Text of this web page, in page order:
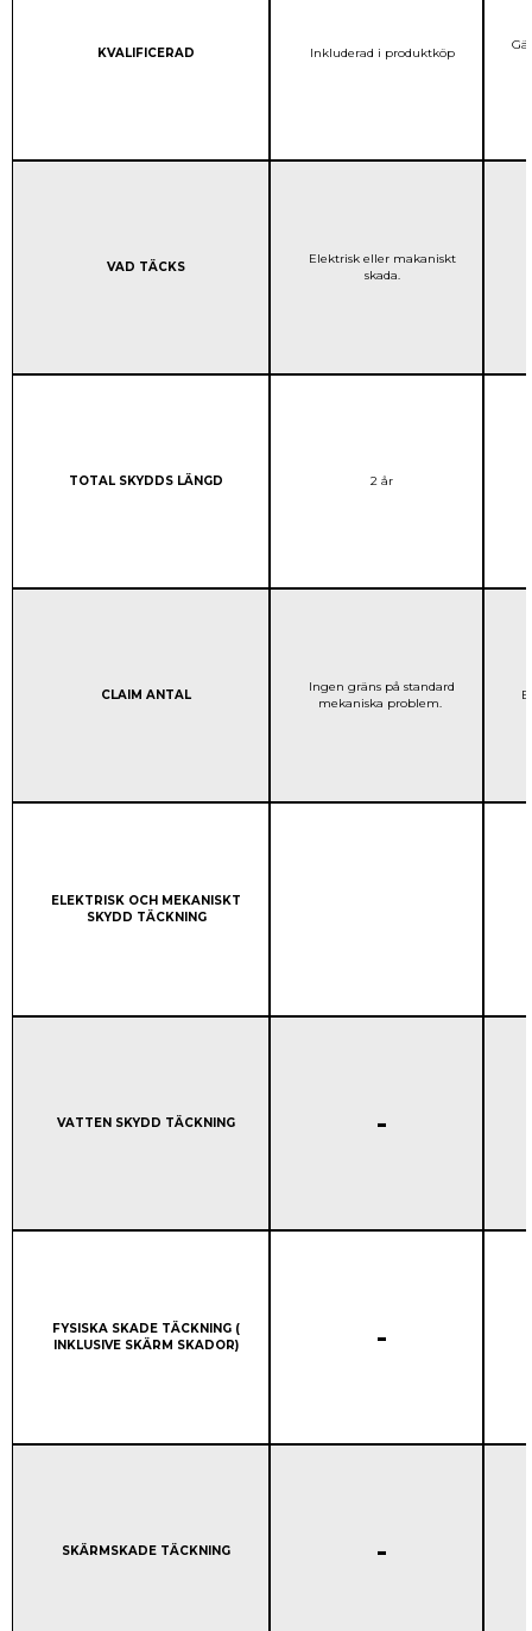
Column 1:
KVALIFICERAD
Column 1:
VAD TÄCKS
Column 1:
TOTAL SKYDDS LÄNGD
Column 1:
CLAIM ANTAL
Column 1:
ELEKTRISK OCH MEKANISKT
SKYDD TÄCKNING
Column 1:
VATTEN SKYDD TÄCKNING
Column 1:
FYSISKA SKADE TÄCKNING (
INKLUSIVE SKÄRM SKADOR)
Column 1:
SKÄRMSKADE TÄCKNING
STANDARD GARANTI:
Inkluderad i produktköp
STANDARD GARANTI:
Elektrisk eller makaniskt
skada.
STANDARD GARANTI:
2 år
STANDARD GARANTI:
Ingen gräns på standard
mekaniska problem.
-
-
-